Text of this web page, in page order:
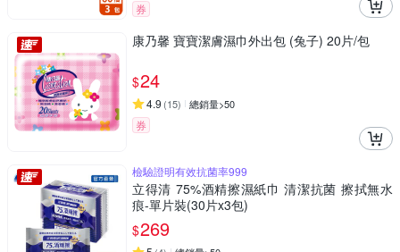
券
康乃馨 寶寶潔膚濕巾外出包 (兔子) 20片/包
$24
4.9 (15) 總銷量>50
券
檢驗證明有效抗菌率999
立得清 75%酒精擦濕紙巾 清潔抗菌 擦拭無水
痕-單片裝(30片x3包)
$269